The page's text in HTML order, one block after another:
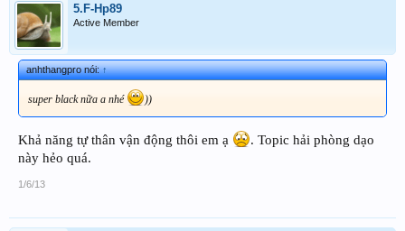
5.F-Hp89
Active Member
anhthangpro nói:↑
super black nữa a nhé ))
Khả năng tự thân vận động thôi em ạ
. Topic hải phòng dạo
này hẻo quá.
1/6/13